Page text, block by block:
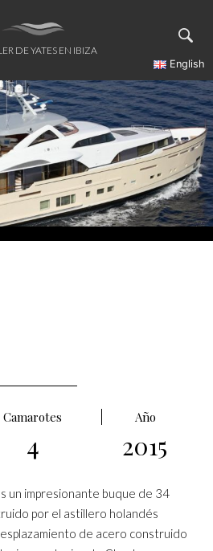
DE YATES EN IBIZA
English
Camarotes Año
4 2015
un impresionante buque de 34
por el astillero holandés
de acero construido